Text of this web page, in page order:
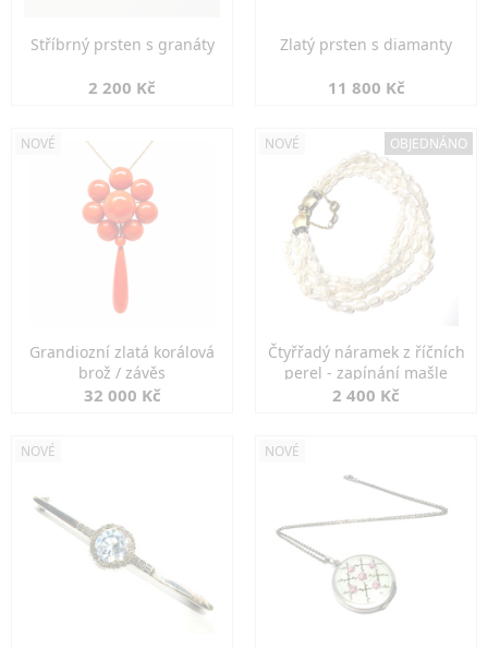
Stříbrný prsten s granáty
2 200 Kč
Zlatý prsten s diamanty
11 800 Kč
NOVÉ
Grandiozní zlatá korálová
brož / závěs
32 000 Kč
NOVÉ OBJEDNÁNO
Čtyřřadý náramek z říčních
perel - zapínání mašle
2 400 Kč
NOVÉ NOVÉ